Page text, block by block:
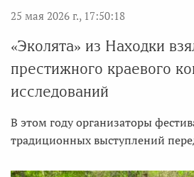
25 мая 2026 г., 17:50:18
«Эколята» из Находки
престижного краевого
исследований
В этом году организаторы
традиционных выступлений